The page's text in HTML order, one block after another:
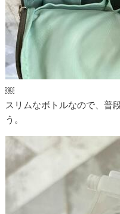
￼
スリムなボトルなので、普
う。